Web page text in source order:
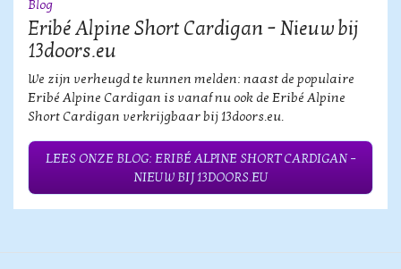
Blog
Eribé Alpine Short Cardigan – Nieuw bij
13doors.eu
We zijn verheugd te kunnen melden: naast de populaire
Eribé Alpine Cardigan is vanaf nu ook de Eribé Alpine
Short Cardigan verkrijgbaar bij 13doors.eu.
LEES ONZE BLOG: ERIBÉ ALPINE SHORT CARDIGAN –
NIEUW BIJ 13DOORS.EU